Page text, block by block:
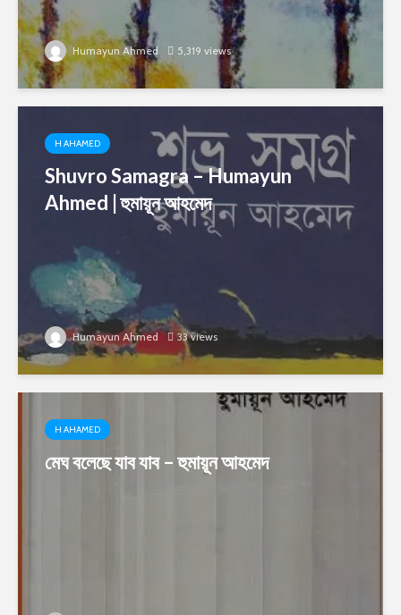
Humayun Ahmed 5,319 views
H AHAMED
Shuvro Samagra – Humayun
Ahmed | হুমায়ূন আহমেদ
Humayun Ahmed 33 views
H AHAMED
মেঘ বলেছে যাব যাব – হুমায়ূন আহমেদ